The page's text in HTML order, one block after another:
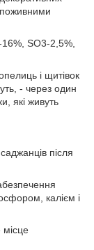
поживними
16%, SO3-2,5%,
і щитівок
- через один
які живуть
після
калієм і
місце